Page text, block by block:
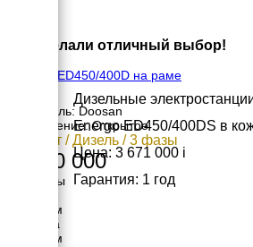
Energo ED450/400D на раме
Двигатель: Doosan
Исполнение: Открытое
360 кВт / Дизель / 3 фазы
3 260 000
Размеры
3600 мм
Ширина
1460 мм
Вы сделали отличный выбор!
Дизельные
Energo ED450/400DS в
Цена: 3 671 000 i
Гарантия: 1 год